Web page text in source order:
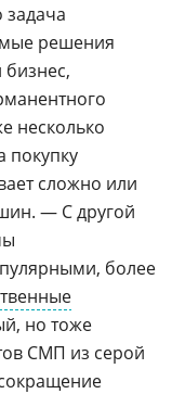
задача
решения
несколько
покупку
сложно или
— С другой
более
но тоже
СМП из серой